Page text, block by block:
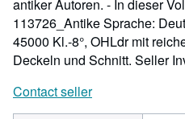
antiker Autoren. - In dieser
113726_Antike Sprache:
45000 Kl.-8°, OHLdr mit
Deckeln und Schnitt. Seller
Contact seller